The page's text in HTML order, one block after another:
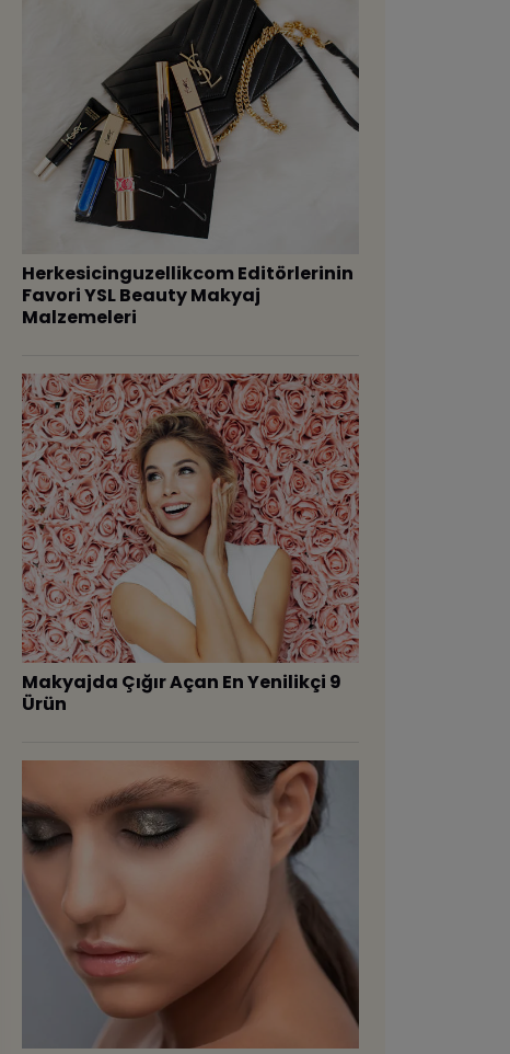
Herkesicinguzellikcom Editörlerinin
Favori YSL Beauty Makyaj
Malzemeleri
Makyajda Çığır Açan En Yenilikçi 9
Ürün